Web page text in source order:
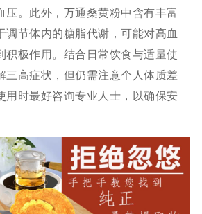
压。此外，万通桑黄粉中含有丰富
调节体内的糖脂代谢，可能对高血
积极作用。结合日常饮食与适量使
三高症状，但仍需注意个人体质差
用时最好咨询专业人士，以确保安